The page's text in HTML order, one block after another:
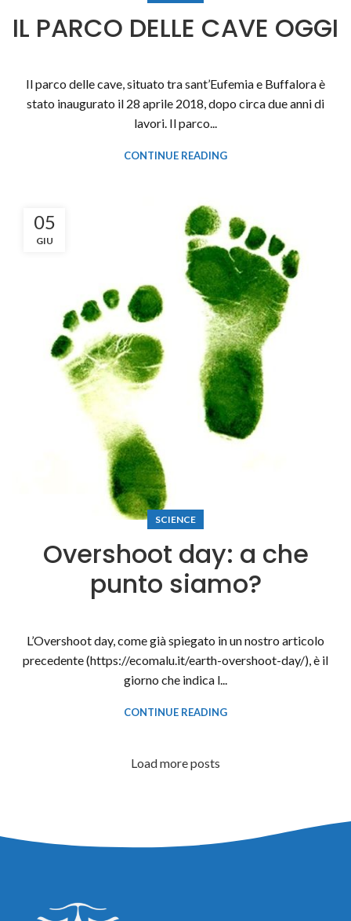
IL PARCO DELLE CAVE OGGI
Il parco delle cave, situato tra sant’Eufemia e Buffalora è
stato inaugurato il 28 aprile 2018, dopo circa due anni di
lavori. Il parco...
CONTINUE READING
05
GIU
SCIENCE
Overshoot day: a che
punto siamo?
L’Overshoot day, come già spiegato in un nostro articolo
precedente (https://ecomalu.it/earth-overshoot-day/), è il
giorno che indica l...
CONTINUE READING
Load more posts